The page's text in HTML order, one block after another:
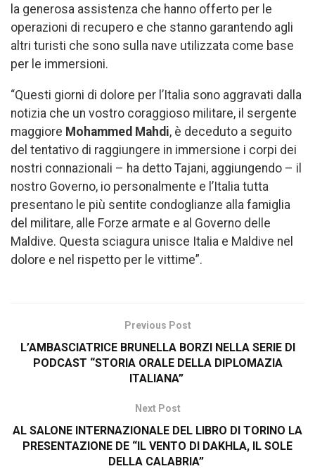
la generosa assistenza che hanno offerto per le
operazioni di recupero e che stanno garantendo agli
altri turisti che sono sulla nave utilizzata come base
per le immersioni.
“Questi giorni di dolore per l’Italia sono aggravati dalla
notizia che un vostro coraggioso militare, il sergente
maggiore Mohammed Mahdi, è deceduto a seguito
del tentativo di raggiungere in immersione i corpi dei
nostri connazionali – ha detto Tajani, aggiungendo – il
nostro Governo, io personalmente e l’Italia tutta
presentano le più sentite condoglianze alla famiglia
del militare, alle Forze armate e al Governo delle
Maldive. Questa sciagura unisce Italia e Maldive nel
dolore e nel rispetto per le vittime”.
Previous Post
L’AMBASCIATRICE BRUNELLA BORZI NELLA SERIE DI
PODCAST “STORIA ORALE DELLA DIPLOMAZIA
ITALIANA”
Next Post
AL SALONE INTERNAZIONALE DEL LIBRO DI TORINO LA
PRESENTAZIONE DE “IL VENTO DI DAKHLA, IL SOLE
DELLA CALABRIA”